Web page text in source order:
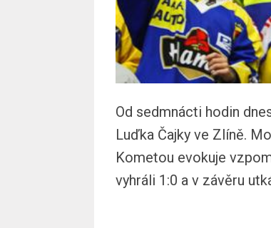
Od sedmnácti hodin
Luďka Čajky ve Zlíně.
Kometou evokuje
vyhráli 1:0 a v závěru